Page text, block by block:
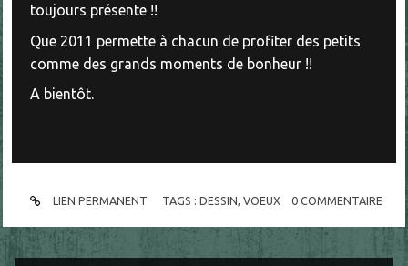
toujours présente !!
Que 2011 permette à chacun de profiter des petits
comme des grands moments de bonheur !!
A bientôt.
LIEN PERMANENT TAGS : DESSIN, VOEUX 0 COMMENTAIRE